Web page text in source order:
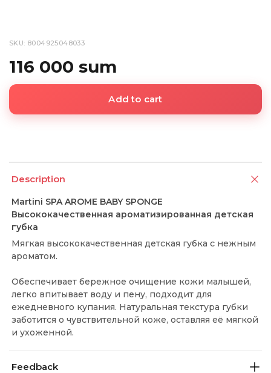
SKU: 8004925048033
116 000 sum
Add to cart
Description
Martini SPA AROME BABY SPONGE
Высококачественная ароматизированная детская
губка
Мягкая высококачественная детская губка с нежным
ароматом.
Обеспечивает бережное очищение кожи малышей,
легко впитывает воду и пену, подходит для
ежедневного купания. Натуральная текстура губки
заботится о чувствительной коже, оставляя её мягкой
и ухоженной.
Feedback